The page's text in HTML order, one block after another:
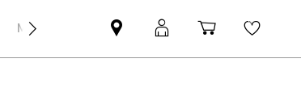
MINI Empresas
Pesquisar
parceiro
Iniciar
sessão
Carrinho
de